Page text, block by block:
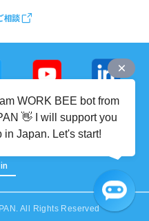
相談
All Rights Reserved
WORK BEE bot from
👋 I will support you
in Japan. Let's start!